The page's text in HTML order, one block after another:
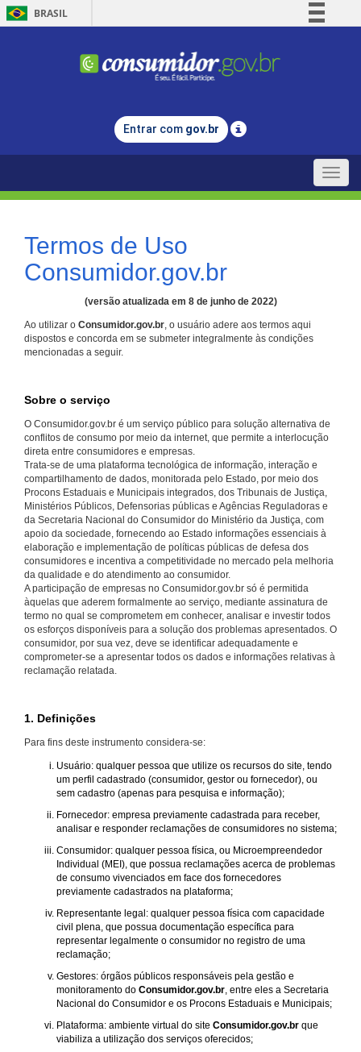
BRASIL
Comunica BR
Legislação
Entrar com gov.br
Toggle
Termos de Uso
Consumidor.gov.br
(versão atualizada em 8 de junho de 2022)
Ao utilizar o Consumidor.gov.br, o usuário adere aos termos aqui
dispostos e concorda em se submeter integralmente às condições
mencionadas a seguir.
Sobre o serviço
O Consumidor.gov.br é um serviço público para solução alternativa de
conflitos de consumo por meio da internet, que permite a interlocução
direta entre consumidores e empresas.
Trata-se de uma plataforma tecnológica de informação, interação e
compartilhamento de dados, monitorada pelo Estado, por meio dos
Procons Estaduais e Municipais integrados, dos Tribunais de Justiça,
Ministérios Públicos, Defensorias públicas e Agências Reguladoras e
da Secretaria Nacional do Consumidor do Ministério da Justiça, com
apoio da sociedade, fornecendo ao Estado informações essenciais à
elaboração e implementação de políticas públicas de defesa dos
consumidores e incentiva a competitividade no mercado pela melhoria
da qualidade e do atendimento ao consumidor.
A participação de empresas no Consumidor.gov.br só é permitida
àquelas que aderem formalmente ao serviço, mediante assinatura de
termo no qual se comprometem em conhecer, analisar e investir todos
os esforços disponíveis para a solução dos problemas apresentados. O
consumidor, por sua vez, deve se identificar adequadamente e
comprometer-se a apresentar todos os dados e informações relativas à
reclamação relatada.
1. Definições
Para fins deste instrumento considera-se:
Usuário: qualquer pessoa que utilize os recursos do site, tendo
um perfil cadastrado (consumidor, gestor ou fornecedor), ou
sem cadastro (apenas para pesquisa e informação);
Fornecedor: empresa previamente cadastrada para receber,
analisar e responder reclamações de consumidores no sistema;
Consumidor: qualquer pessoa física, ou Microempreendedor
Individual (MEI), que possua reclamações acerca de problemas
de consumo vivenciados em face dos fornecedores
previamente cadastrados na plataforma;
Representante legal: qualquer pessoa física com capacidade
civil plena, que possua documentação específica para
representar legalmente o consumidor no registro de uma
reclamação;
Gestores: órgãos públicos responsáveis pela gestão e
monitoramento do Consumidor.gov.br, entre eles a Secretaria
Nacional do Consumidor e os Procons Estaduais e Municipais;
Plataforma: ambiente virtual do site Consumidor.gov.br que
viabiliza a utilização dos serviços oferecidos;